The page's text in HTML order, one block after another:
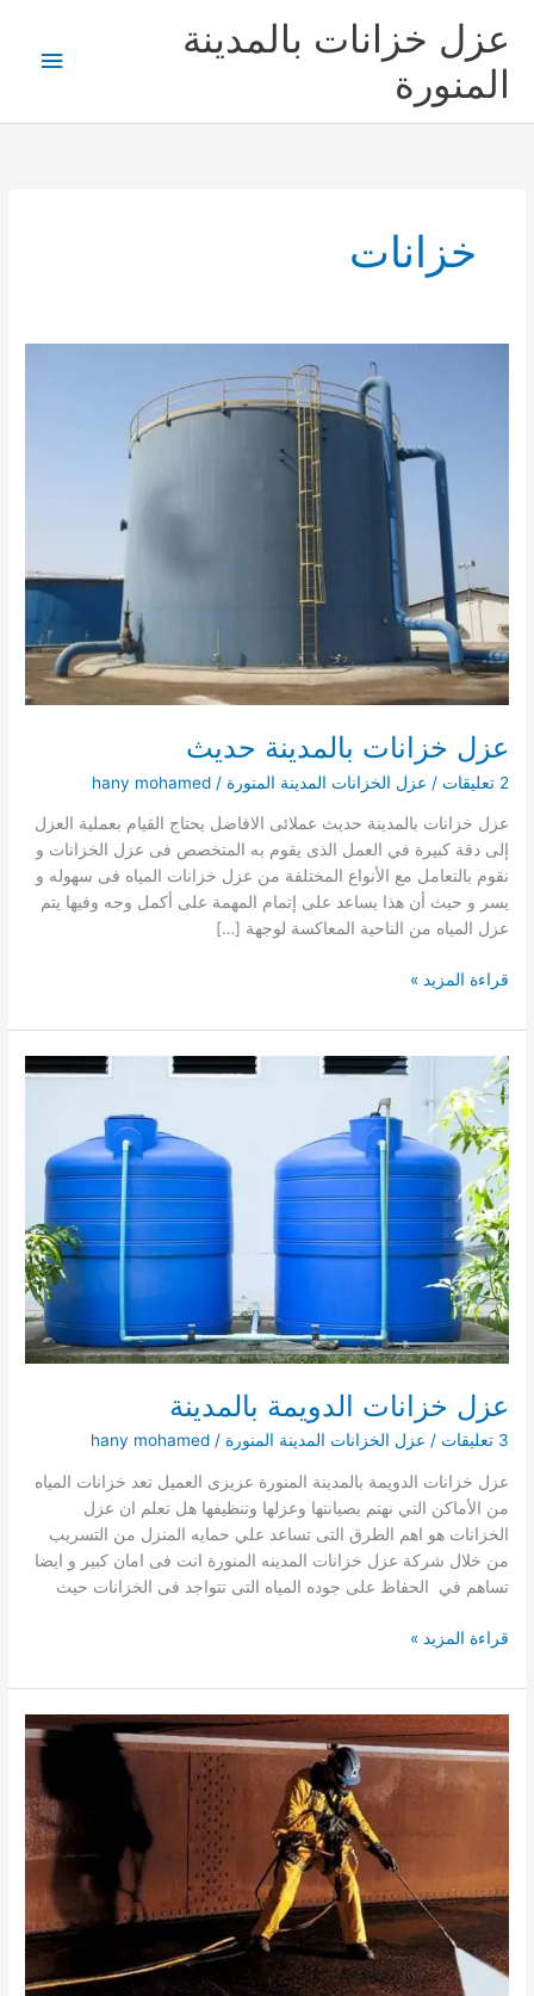
المحتوى
عزل خزانات بالمدينة
المنورة
خزانات
عزل خزانات بالمدينة حديث
2 تعليقات / عزل الخزانات المدينة المنورة /
hany mohamed
عزل خزانات بالمدينة حديث عملائى الافاضل يحتاج القيام بعملية العزل
إلى دقة كبيرة في العمل الذى يقوم به المتخصص فى عزل الخزانات و
نقوم بالتعامل مع الأنواع المختلفة من عزل خزانات المياه فى سهوله و
يسر و حيث أن هذا يساعد على إتمام المهمة على أكمل وجه وفيها يتم
عزل المياه من الناحية المعاكسة لوجهة […]
عزل
بالمدينة
حديث
قراءة المزيد »
عزل خزانات الدويمة بالمدينة
3 تعليقات / عزل الخزانات المدينة المنورة /
hany mohamed
عزل خزانات الدويمة بالمدينة المنورة عزيزى العميل تعد خزانات المياه
من الأماكن التي نهتم بصيانتها وعزلها وتنظيفها هل تعلم ان عزل
الخزانات هو اهم الطرق التى تساعد علي حمايه المنزل من التسريب
من خلال شركة عزل خزانات المدينه المنورة انت فى امان كبير و ايضا
تساهم في الحفاظ على جوده المياه التى تتواجد فى الخزانات حيث
عزل
الدويمة
بالمدينة
قراءة المزيد »